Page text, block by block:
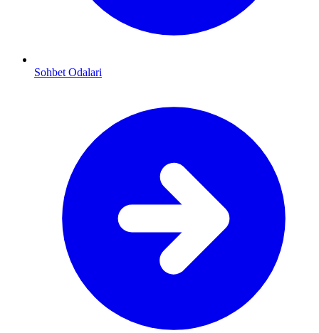
Sohbet Odalari